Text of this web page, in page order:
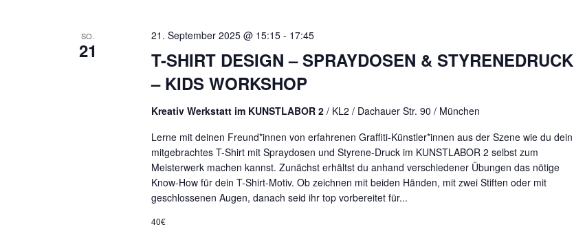
SO.
21
T-SHIRT DESIGN – SPRAYDOSEN & STYRENEDRUCK
– KIDS WORKSHOP
21. September 2025 @ 15:15- 17:45
Kreativ Werkstatt im KUNSTLABOR 2 / KL2 / Dachauer Str. 90 / München
Lerne mit deinen Freund*innen von erfahrenen Graffiti-Künstler*innen aus der Szene wie du dein
mitgebrachtes T-Shirt mit Spraydosen und Styrene-Druck im KUNSTLABOR 2 selbst zum
Meisterwerk machen kannst. Zunächst erhältst du anhand verschiedener Übungen das nötige
Know-How für dein T-Shirt-Motiv. Ob zeichnen mit beiden Händen, mit zwei Stiften oder mit
geschlossenen Augen, danach seid ihr top vorbereitet für...
40€